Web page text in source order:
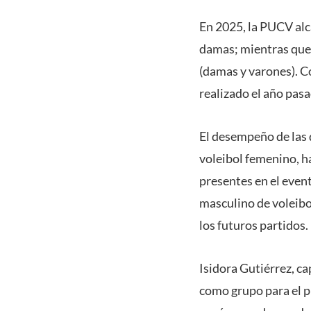
En 2025, la PUCV
damas; mientras
(damas y varones).
realizado el año
El desempeño de
voleibol femenino,
presentes en el
masculino de
los futuros partidos.
Isidora Gutiérrez,
como grupo para el